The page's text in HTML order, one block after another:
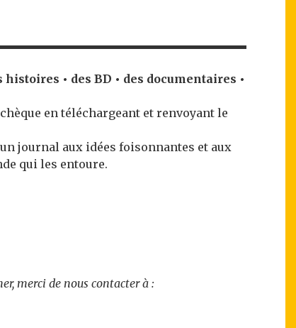
• des BD • des documentaires •
en téléchargeant et renvoyant le
journal aux idées foisonnantes et aux
qui les entoure.
merci de nous contacter à :